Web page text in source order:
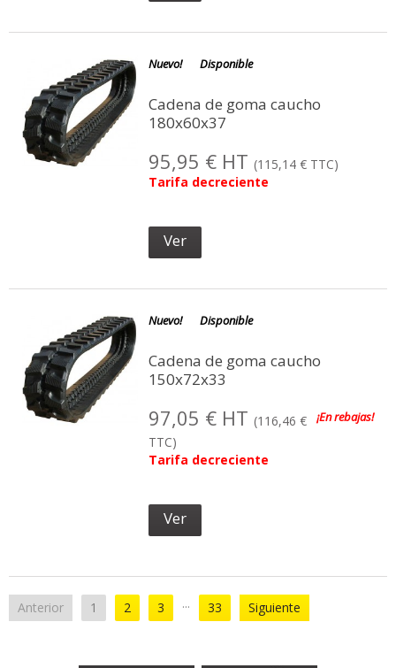
Nuevo! Disponible
Cadena de goma caucho
180x60x37
95,95 € HT (115,14 € TTC)
Tarifa decreciente
Ver
Nuevo! Disponible
Cadena de goma caucho
150x72x33
¡En rebajas!
97,05 € HT (116,46 €
TTC)
Tarifa decreciente
Ver
Anterior 1 2 3 ... 33 Siguiente